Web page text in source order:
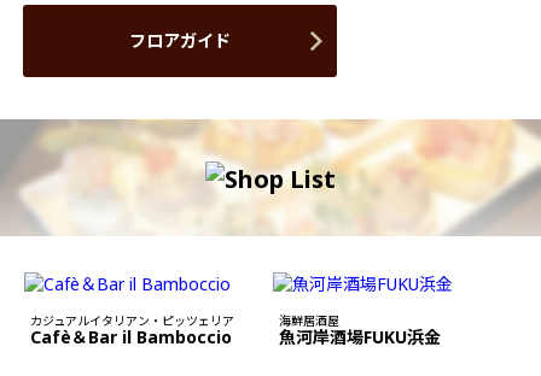
フロアガイド
カジュアルイタリアン・ピッツェリア
Cafè＆Bar il Bamboccio
海鮮居酒屋
魚河岸酒場FUKU浜金